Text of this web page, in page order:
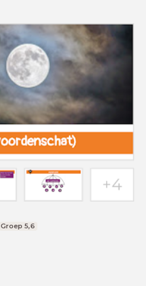
Groep 5,6